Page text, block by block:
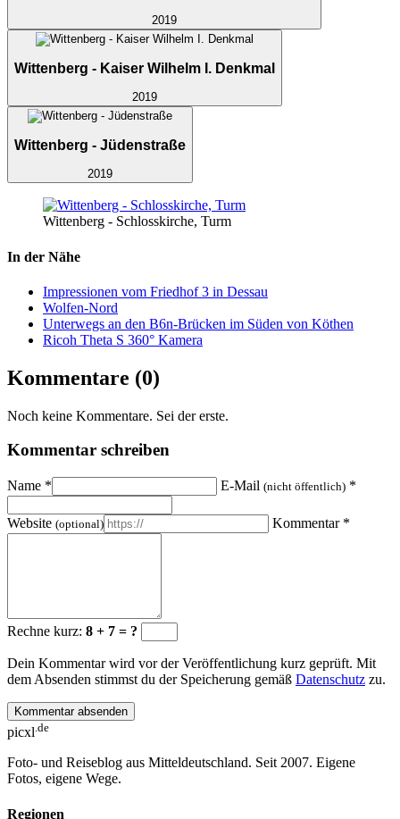
2019
Wittenberg - Kaiser Wilhelm I. Denkmal
2019
Wittenberg - Jüdenstraße
2019
Wittenberg - Schlosskirche, Turm
In der Nähe
Impressionen vom Friedhof 3 in Dessau
Wolfen-Nord
Unterwegs an den B6n-Brücken im Süden von Köthen
Ricoh Theta S 360° Kamera
Kommentare (0)
Noch keine Kommentare. Sei der erste.
Kommentar schreiben
Name * E-Mail (nicht öffentlich) *
Website (optional) Kommentar *
Rechne kurz: 8 + 7 = ?
Dein Kommentar wird vor der Veröffentlichung kurz geprüft. Mit
dem Absenden stimmst du der Speicherung gemäß Datenschutz zu.
Kommentar absenden
picxl.de
Foto- und Reiseblog aus Mitteldeutschland. Seit 2007. Eigene
Fotos, eigene Wege.
Regionen